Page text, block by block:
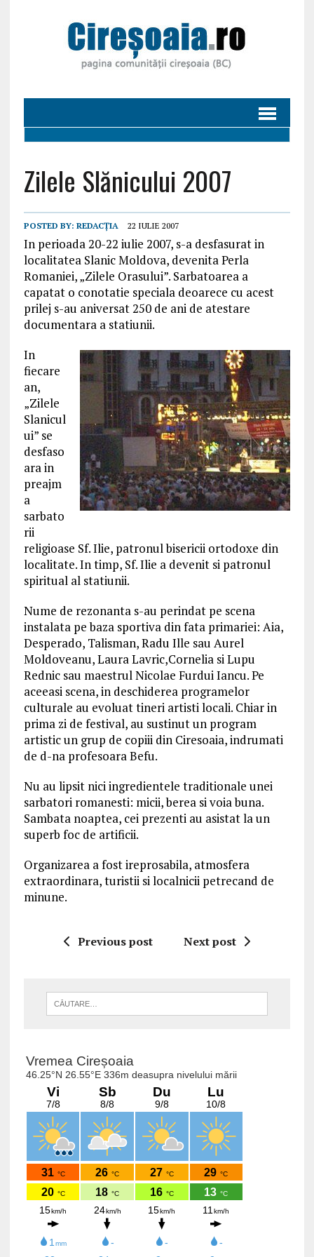
Zilele Slănicului 2007
POSTED BY: REDACȚIA 22 IULIE 2007
In perioada 20-22 iulie 2007, s-a desfasurat in
localitatea Slanic Moldova, devenita Perla
Romaniei, „Zilele Orasului”. Sarbatoarea a
capatat o conotatie speciala deoarece cu acest
prilej s-au aniversat 250 de ani de atestare
documentara a statiunii.
In
fiecare
an,
„Zilele
Slanicul
ui” se
desfaso
ara in
preajm
a
sarbato
rii
religioase Sf. Ilie, patronul bisericii ortodoxe din
localitate. In timp, Sf. Ilie a devenit si patronul
spiritual al statiunii.
Nume de rezonanta s-au perindat pe scena
instalata pe baza sportiva din fata primariei: Aia,
Desperado, Talisman, Radu Ille sau Aurel
Moldoveanu, Laura Lavric,Cornelia si Lupu
Rednic sau maestrul Nicolae Furdui Iancu. Pe
aceeasi scena, in deschiderea programelor
culturale au evoluat tineri artisti locali. Chiar in
prima zi de festival, au sustinut un program
artistic un grup de copiii din Ciresoaia, indrumati
de d-na profesoara Befu.
Nu au lipsit nici ingredientele traditionale unei
sarbatori romanesti: micii, berea si voia buna.
Sambata noaptea, cei prezenti au asistat la un
superb foc de artificii.
Organizarea a fost ireprosabila, atmosfera
extraordinara, turistii si localnicii petrecand de
minune.
Previous post Next post